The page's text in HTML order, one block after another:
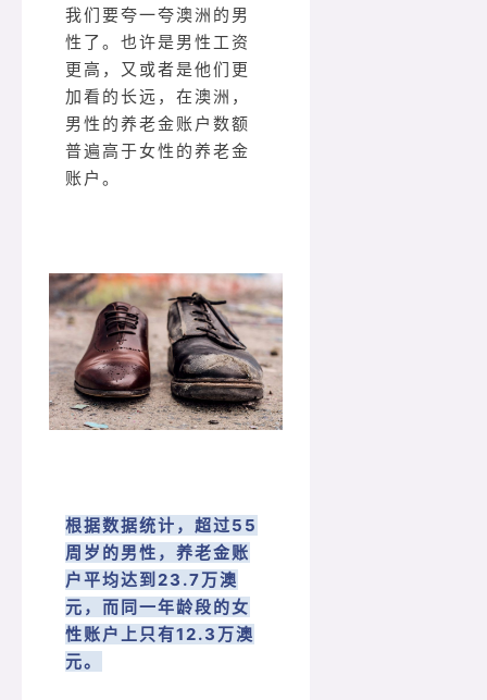
我们要夸一夸澳洲的男
性了。也许是男性工资
更高，又或者是他们更
加看的长远，在澳洲，
男性的养老金账户数额
普遍高于女性的养老金
账户。
根据数据统计，超过55
周岁的男性，养老金账
户平均达到23.7万澳
元，而同一年龄段的女
性账户上只有12.3万澳
元。